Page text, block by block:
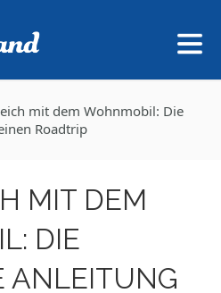
mit dem Wohnmobil: Die
Roadtrip
MIT DEM
DIE
ANLEITUNG